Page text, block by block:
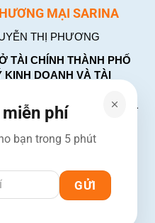
MẠI SARINA
THỊ PHƯƠNG
TÀI CHÍNH THÀNH PHỐ
KINH DOANH VÀ TÀI
Đăng ký lần đầu: ngày 26
thay đổi lần thứ: 4, ngày 31
Nội
12, Quận 10, TP. Hồ Chí
phí
bạn trong 5 phút